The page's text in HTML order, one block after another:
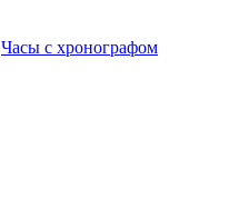
Часы с хронографом